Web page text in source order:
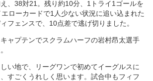
、38対21。残り約10分、1トライ1ゴールを
ローカードで1人少ない状況に追い込まれた
フェンスで、10点差で逃げ切りました。
ャプテンでスクラムハーフの岩村昂太選手
しい地で、リーグワンで初めてイーグルスに
すごくうれしく思います。試合中もフィフ